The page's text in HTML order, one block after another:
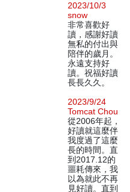
2023/10/3
snow
非常喜歡好
讀，感謝好讀
無私的付出與
陪伴的歲月。
永遠支持好
讀。祝福好讀
長長久久。
2023/9/24
Tomcat Chou
從2006年起，
好讀就這麼伴
我度過了這麼
長的時間。直
到2017.12的
噩耗傳來，我
以為就此不再
見好讀。直到